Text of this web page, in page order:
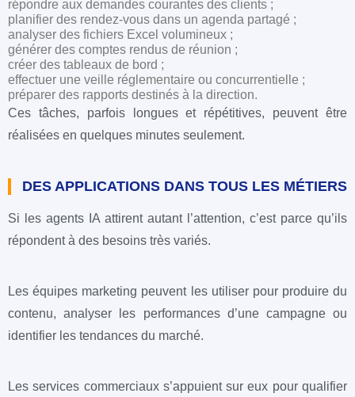
répondre aux demandes courantes des clients ;
planifier des rendez-vous dans un agenda partagé ;
analyser des fichiers Excel volumineux ;
générer des comptes rendus de réunion ;
créer des tableaux de bord ;
effectuer une veille réglementaire ou concurrentielle ;
préparer des rapports destinés à la direction.
Ces tâches, parfois longues et répétitives, peuvent être
réalisées en quelques minutes seulement.
DES APPLICATIONS DANS TOUS LES MÉTIERS
Si les agents IA attirent autant l’attention, c’est parce qu’ils
répondent à des besoins très variés.
Les équipes marketing peuvent les utiliser pour produire du
contenu, analyser les performances d’une campagne ou
identifier les tendances du marché.
Les services commerciaux s’appuient sur eux pour qualifier